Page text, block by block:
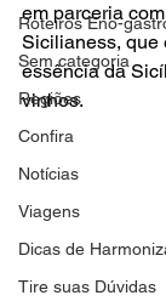
Roteiros Eno-
Sem categoria
Regiões
Confira
Notícias
Viagens
Dicas de
Tire suas Dúvidas
em parceria
Sicilianess, que
essência da
vinhos.